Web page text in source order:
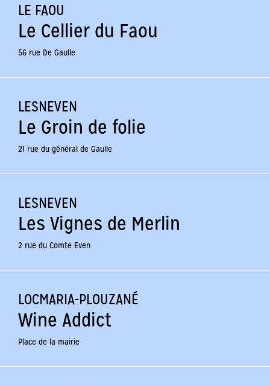
LE FAOU
Le Cellier du Faou
56 rue De Gaulle
LESNEVEN
Le Groin de folie
21 rue du général de Gaulle
LESNEVEN
Les Vignes de Merlin
2 rue du Comte Even
LOCMARIA-PLOUZANÉ
Wine Addict
Place de la mairie